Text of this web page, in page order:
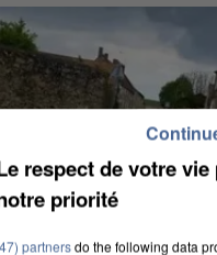
respect de votre vie
priorité
partnersdo the following data